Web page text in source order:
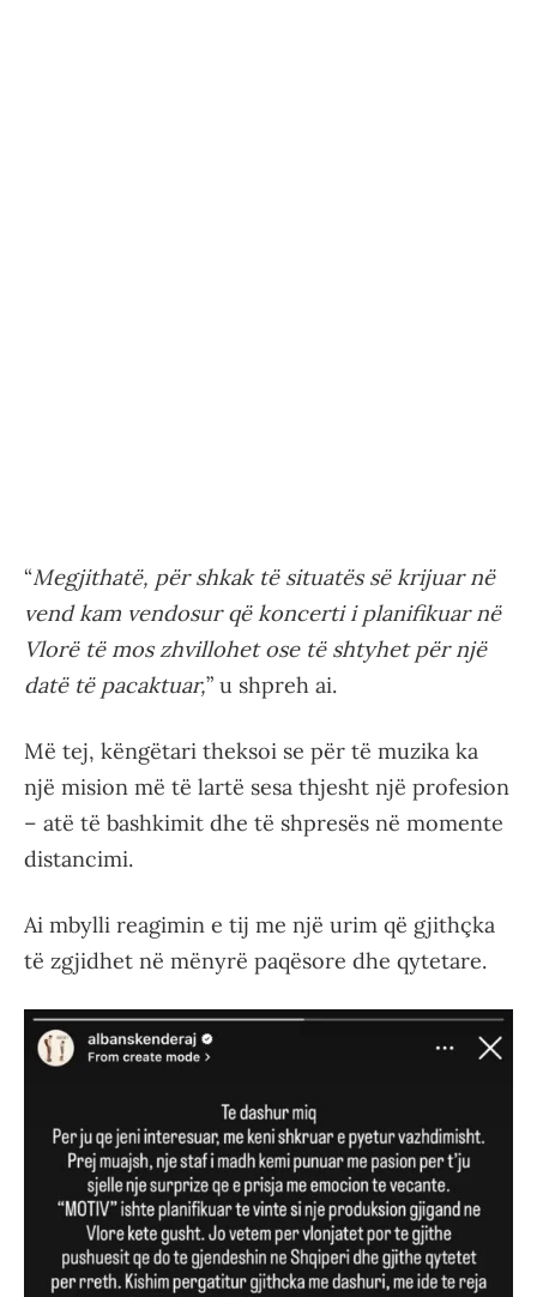
“Megjithatë, për shkak të situatës së krijuar në
vend kam vendosur që koncerti i planifikuar në
Vlorë të mos zhvillohet ose të shtyhet për një
datë të pacaktuar,” u shpreh ai.
Më tej, këngëtari theksoi se për të muzika ka
një mision më të lartë sesa thjesht një profesion
– atë të bashkimit dhe të shpresës në momente
distancimi.
Ai mbylli reagimin e tij me një urim që gjithçka
të zgjidhet në mënyrë paqësore dhe qytetare.